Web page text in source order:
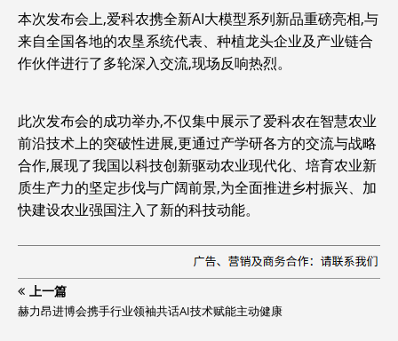
本次发布会上,爱科农携全新AI大模型系列新品重磅亮相,与
来自全国各地的农垦系统代表、种植龙头企业及产业链合
作伙伴进行了多轮深入交流,现场反响热烈。
此次发布会的成功举办,不仅集中展示了爱科农在智慧农业
前沿技术上的突破性进展,更通过产学研各方的交流与战略
合作,展现了我国以科技创新驱动农业现代化、培育农业新
质生产力的坚定步伐与广阔前景,为全面推进乡村振兴、加
快建设农业强国注入了新的科技动能。
上一篇
赫力昂进博会携手行业领袖共话AI技术赋能主动健康